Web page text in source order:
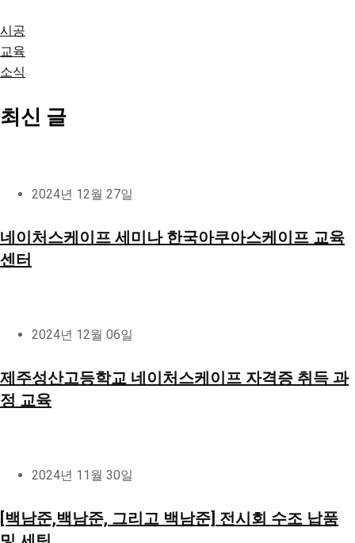
시공
교육
소식
최신 글
2024년 12월 27일
네이처스케이프 세미나 한국아쿠아스케이프 교육
센터
2024년 12월 06일
제주성산고등학교 네이처스케이프 자격증 취득 과
정 교육
2024년 11월 30일
[백남준,백남준, 그리고 백남준] 전시회 수조 납품